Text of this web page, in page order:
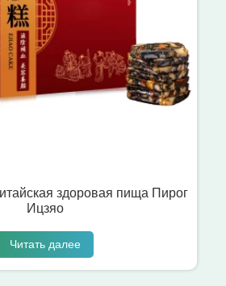
здоровая пища Пирог
Ицзяо
Читать далее